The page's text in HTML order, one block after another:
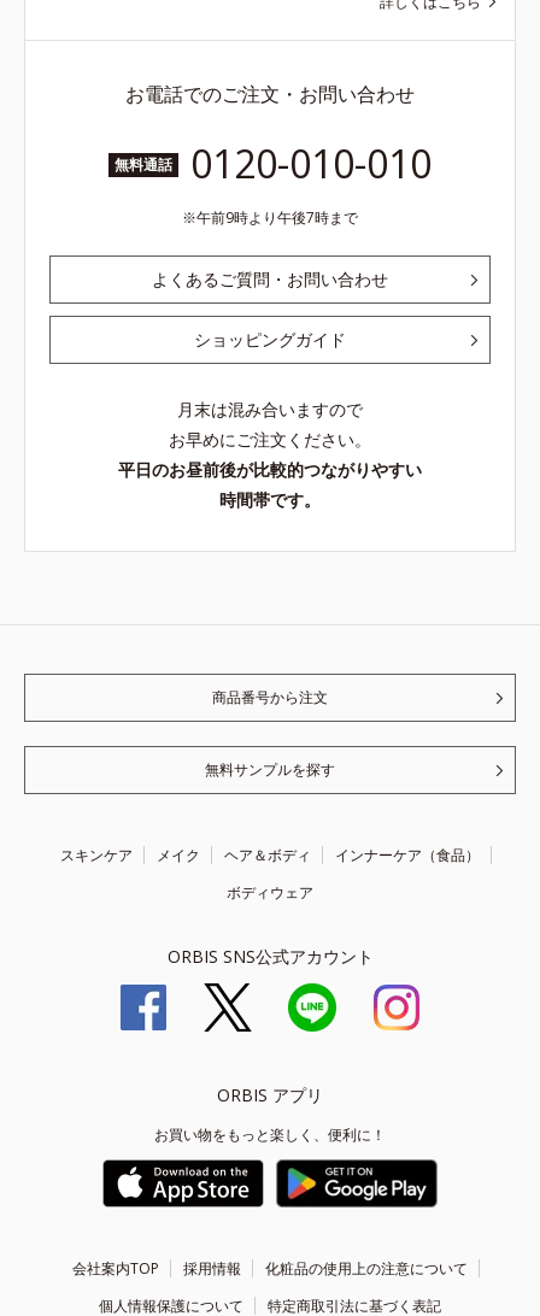
お電話でのご注文・お問い合わせ
無料通話 0120-010-010
午前9時より午後7時まで
よくあるご質問・お問い合わせ
ショッピングガイド
月末は混み合いますので
お早めにご注文ください。
平日のお昼前後が比較的つながりやすい
時間帯です。
商品番号から注文
無料サンプルを探す
スキンケア メイク ヘア＆ボディ
インナーケア（食品）
ボディウェア
ORBIS SNS公式アカウント
ORBIS アプリ
お買い物をもっと楽しく、便利に！
会社案内TOP 採用情報
化粧品の使用上の注意について
個人情報保護について
特定商取引法に基づく表記